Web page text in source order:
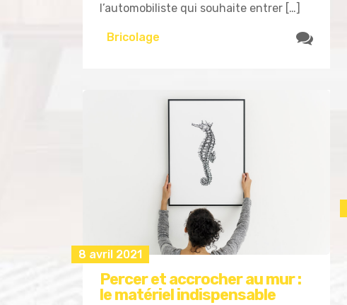
l’automobiliste qui souhaite entrer […]
Bricolage
8 avril 2021
Percer et accrocher au mur :
le matériel indispensable